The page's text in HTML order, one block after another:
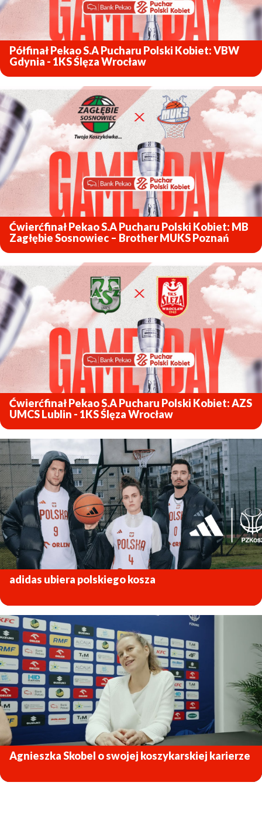
Półfinał Pekao S.A Pucharu Polski Kobiet: VBW
Gdynia - 1KS Ślęza Wrocław
ZOBACZ
Ćwierćfinał Pekao S.A Pucharu Polski Kobiet: MB
Zagłębie Sosnowiec – Brother MUKS Poznań
ZOBACZ
Ćwierćfinał Pekao S.A Pucharu Polski Kobiet: AZS
UMCS Lublin - 1KS Ślęza Wrocław
ZOBACZ
adidas ubiera polskiego kosza
ZOBACZ
Agnieszka Skobel o swojej koszykarskiej karierze
ZOBACZ